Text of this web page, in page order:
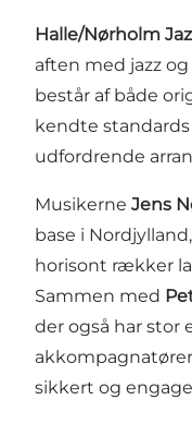
Halle/Nørholm
aften med jazz
består af både
kendte
udfordrende
Musikerne Jens
base i
horisont rækker
Sammen med
der også har stor
sikkert og